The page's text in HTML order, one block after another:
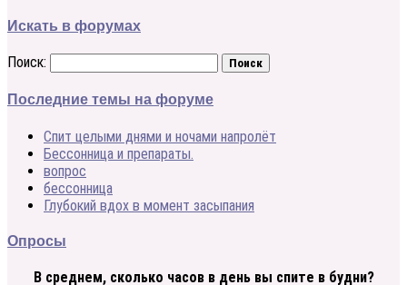
Искать в форумах
Поиск:
Последние темы на форуме
Спит целыми днями и ночами напролёт
Бессонница и препараты.
вопрос
бессонница
Глубокий вдох в момент засыпания
Опросы
В среднем, сколько часов в день вы спите в будни?